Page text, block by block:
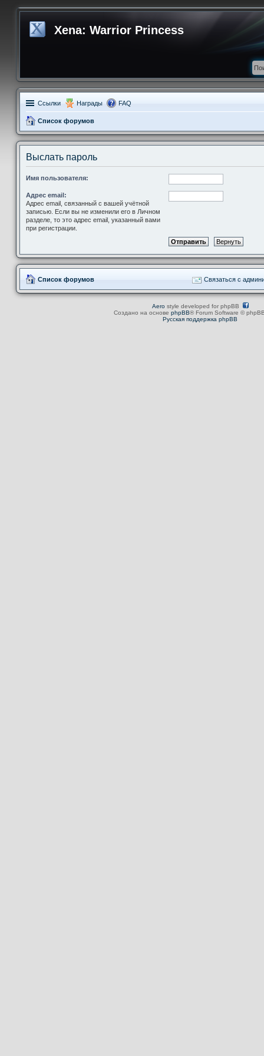
Xena: Warrior Princess
Ссылки Награды FAQ
Список форумов
Выслать пароль
Имя пользователя:
Адрес email:
Адрес email, связанный с вашей учётной
записью. Если вы не изменили его в Личном
разделе, то это адрес email, указанный вами
при регистрации.
Список форумов Связаться с
Aerostyle developed for phpBB
Создано на основе phpBB® Forum Software ©
Русская поддержка phpBB